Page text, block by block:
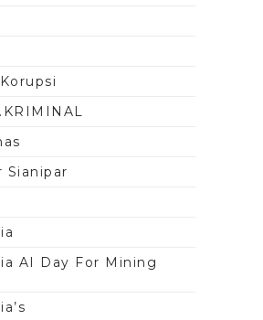
Sianipar
AI Day For Mining